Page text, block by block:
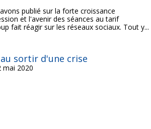
publié sur la forte croissance
et l'avenir des séances au tarif
fait réagir sur les réseaux sociaux. Tout y...
sortir d'une crise
mai 2020